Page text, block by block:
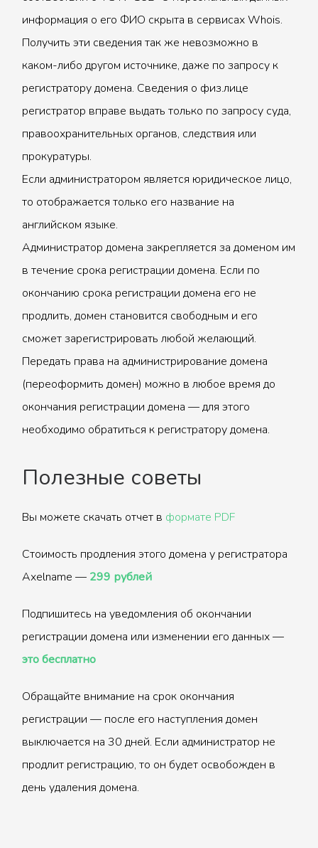
информация о его ФИО скрыта в сервисах Whois.
Получить эти сведения так же невозможно в
каком-либо другом источнике, даже по запросу к
регистратору домена. Сведения о физ.лице
регистратор вправе выдать только по запросу суда,
правоохранительных органов, следствия или
прокуратуры.
Если администратором является юридическое лицо,
то отображается только его название на
английском языке.
Администратор домена закрепляется за доменом им
в течение срока регистрации домена. Если по
окончанию срока регистрации домена его не
продлить, домен становится свободным и его
сможет зарегистрировать любой желающий.
Передать права на администрирование домена
(переоформить домен) можно в любое время до
окончания регистрации домена — для этого
необходимо обратиться к регистратору домена.
Полезные советы
Вы можете скачать отчет в формате PDF
Стоимость продления этого домена у регистратора
Axelname — 299 рублей
Подпишитесь на уведомления об окончании
регистрации домена или изменении его данных —
это бесплатно
Обращайте внимание на срок окончания
регистрации — после его наступления домен
выключается на 30 дней. Если администратор не
продлит регистрацию, то он будет освобожден в
день удаления домена.